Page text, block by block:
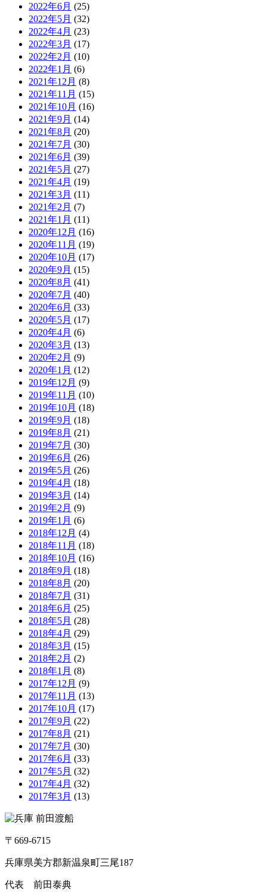
2022年6月 (25)
2022年5月 (32)
2022年4月 (23)
2022年3月 (17)
2022年2月 (10)
2022年1月 (6)
2021年12月 (8)
2021年11月 (15)
2021年10月 (16)
2021年9月 (14)
2021年8月 (20)
2021年7月 (30)
2021年6月 (39)
2021年5月 (27)
2021年4月 (19)
2021年3月 (11)
2021年2月 (7)
2021年1月 (11)
2020年12月 (16)
2020年11月 (19)
2020年10月 (17)
2020年9月 (15)
2020年8月 (41)
2020年7月 (40)
2020年6月 (33)
2020年5月 (17)
2020年4月 (6)
2020年3月 (13)
2020年2月 (9)
2020年1月 (12)
2019年12月 (9)
2019年11月 (10)
2019年10月 (18)
2019年9月 (18)
2019年8月 (21)
2019年7月 (30)
2019年6月 (26)
2019年5月 (26)
2019年4月 (18)
2019年3月 (14)
2019年2月 (9)
2019年1月 (6)
2018年12月 (4)
2018年11月 (18)
2018年10月 (16)
2018年9月 (18)
2018年8月 (20)
2018年7月 (31)
2018年6月 (25)
2018年5月 (28)
2018年4月 (29)
2018年3月 (15)
2018年2月 (2)
2018年1月 (8)
2017年12月 (9)
2017年11月 (13)
2017年10月 (17)
2017年9月 (22)
2017年8月 (21)
2017年7月 (30)
2017年6月 (33)
2017年5月 (32)
2017年4月 (32)
2017年3月 (13)
〒669-6715
兵庫県美方郡新温泉町三尾187
代表 前田泰典